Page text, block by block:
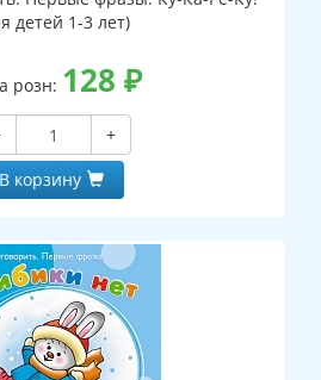
детей 1-3 лет)
розн: 128 ₽
+
В корзину